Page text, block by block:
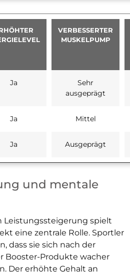
VERBESSERTER
MUSKELPUMP
Ja
Sehr
ausgeprägt
Ja Mittel
Ja Ausgeprägt
und mentale
Leistungssteigerung spielt
eine zentrale Rolle. Sportler
dass sie sich nach der
Booster-Produkte wacher
Der erhöhte Gehalt an